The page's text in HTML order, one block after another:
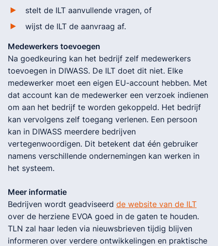
stelt de ILT aanvullende vragen, of
wijst de ILT de aanvraag af.
Medewerkers toevoegen
Na goedkeuring kan het bedrijf zelf medewerkers
toevoegen in DIWASS. De ILT doet dit niet. Elke
medewerker moet een eigen EU-account hebben. Met
dat account kan de medewerker een verzoek indienen
om aan het bedrijf te worden gekoppeld. Het bedrijf
kan vervolgens zelf toegang verlenen. Een persoon
kan in DIWASS meerdere bedrijven
vertegenwoordigen. Dit betekent dat één gebruiker
namens verschillende ondernemingen kan werken in
het systeem.
Meer informatie
Bedrijven wordt geadviseerd de website van de ILT
over de herziene EVOA goed in de gaten te houden.
TLN zal haar leden via nieuwsbrieven tijdig blijven
informeren over verdere ontwikkelingen en praktische